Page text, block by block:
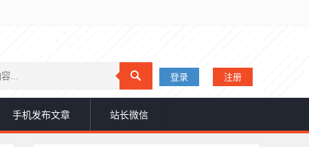
登录 注册
手机发布文章 站长微信